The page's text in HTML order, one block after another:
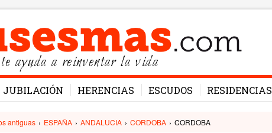
ayuda a reinventar la vida
JUBILACIÓN HERENCIAS ESCUDOS RESIDENCIAS
antiguas › ESPAÑA › ANDALUCIA › CORDOBA › CORDOBA